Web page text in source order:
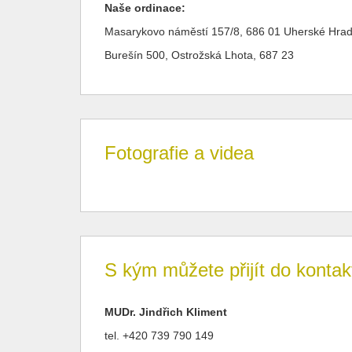
Naše ordinace:
Masarykovo náměstí 157/8, 686 01 Uherské
Burešín 500, Ostrožská Lhota, 687 23
Fotografie a videa
S kým můžete přijít do
MUDr. Jindřich Kliment
tel. +420 739 790 149